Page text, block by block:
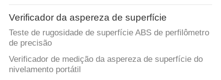
Verificador da aspereza de superfície
Teste de rugosidade de superfície ABS de perfilômetro
de precisão
Verificador de medição da aspereza de superfície do
nivelamento portátil